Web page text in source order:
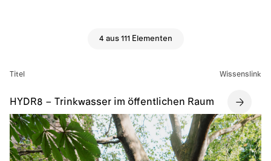
4 aus 111 Elementen
Titel Wissenslink
HYDR8 – Trinkwasser im öffentlichen Raum